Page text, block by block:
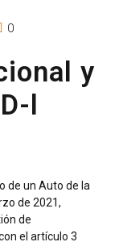
0
y
l
de un Auto de la
de 2021,
de
el artículo 3